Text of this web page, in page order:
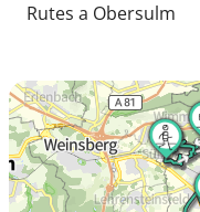
Rutes a Obersulm